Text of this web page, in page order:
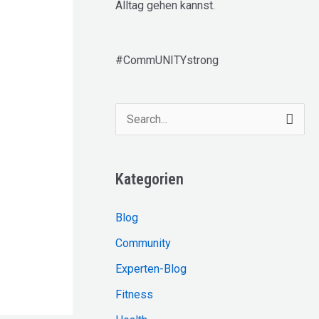
Alltag gehen kannst.
#CommUNITYstrong
u
h
n
a
c
Kategorien
Blog
Community
Experten-Blog
Fitness